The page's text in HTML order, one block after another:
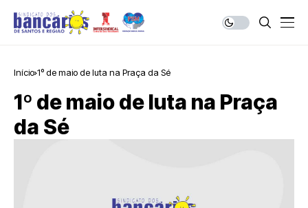
Início 1º de maio de luta na Praça da Sé
1º de maio de luta na Praça
da Sé